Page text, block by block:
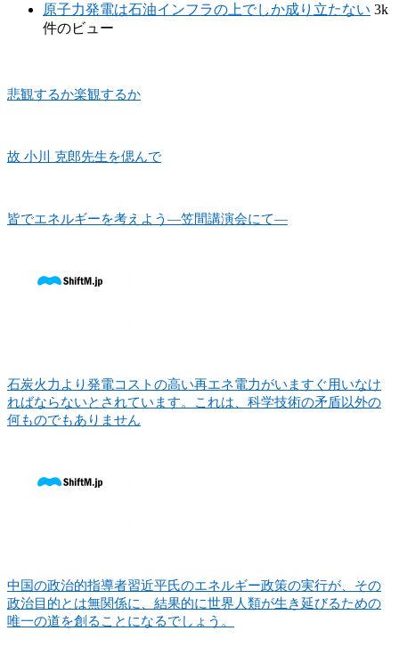
原子力発電は石油インフラの上でしか成り立たない 3k
件のビュー
悲観するか楽観するか
故 小川 克郎先生を偲んで
皆でエネルギーを考えよう―笠間講演会にて―
石炭火力より発電コストの高い再エネ電力がいますぐ用いなけ
ればならないとされています。これは、科学技術の矛盾以外の
何ものでもありません
中国の政治的指導者習近平氏のエネルギー政策の実行が、その
政治目的とは無関係に、結果的に世界人類が生き延びるための
唯一の道を創ることになるでしょう。